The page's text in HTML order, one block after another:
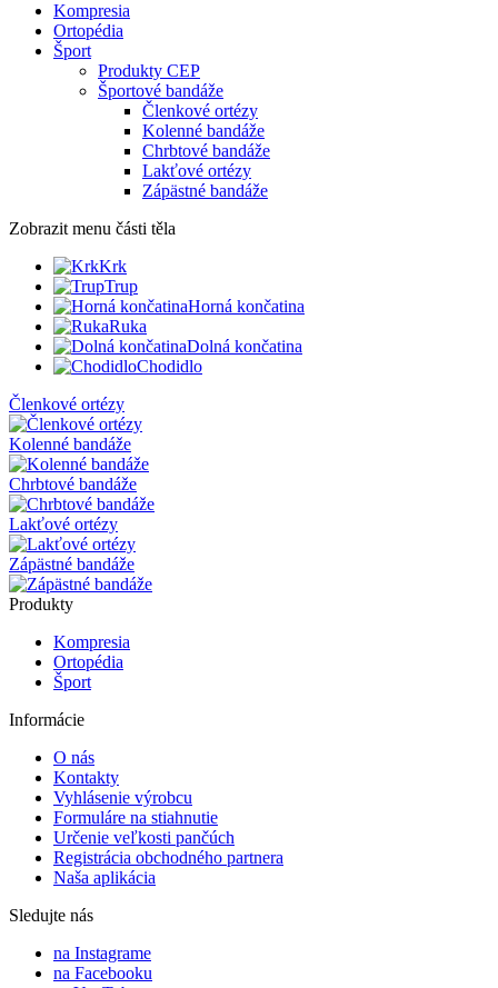
Kompresia
Ortopédia
Šport
Produkty CEP
Športové bandáže
Členkové ortézy
Kolenné bandáže
Chrbtové bandáže
Lakťové ortézy
Zápästné bandáže
Zobrazit menu části těla
Krk
Trup
Horná končatina
Ruka
Dolná končatina
Chodidlo
Členkové ortézy
Kolenné bandáže
Chrbtové bandáže
Lakťové ortézy
Zápästné bandáže
Produkty
Kompresia
Ortopédia
Šport
Informácie
O nás
Kontakty
Vyhlásenie výrobcu
Formuláre na stiahnutie
Určenie veľkosti pančúch
Registrácia obchodného partnera
Naša aplikácia
Sledujte nás
na Instagrame
na Facebooku